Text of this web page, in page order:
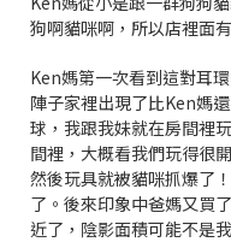
狗啊貓咪啊，所以店裡面
Ken媽第一次看到這對耳
陣子家裡出現了比Ken媽
球，我跟我妹就在房間裡
間裡，大概看我們玩得很
然後玩具就被貓咪抓爆了
了。後來印象中爸媽又買
近了，陰影面積可能不是